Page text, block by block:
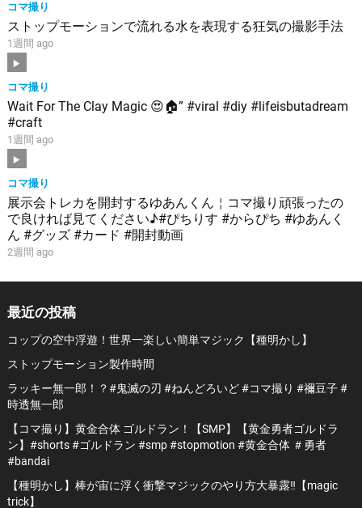
コマ撮り
ストップモーションで流れる水を表現する狂気の撮影手法
1週間 ago
コマ撮り
Wait For The Clay Magic 😍🏠” #viral #diy #lifeisbutadream
#craft
1週間 ago
コマ撮り
展示会トレカを開封するゆあんくん￤コマ撮り頑張ったの
で良ければ見てください♪#ぴちりす #からぴち #ゆあんく
ん #グッズ #カード #開封動画
2週間 ago
最近の投稿
コップの空中浮遊！世界一楽しい簡単マジック【種明かし】
ストップモーション製作時間
ラッキー無一郎！？#鬼滅の刃 #ねんどろいど #コマ撮り #禰豆子 #
時透無一郎
【コマ撮り】黄金合体 ゴルドラン！【SMP】【黄金勇者ゴルドラ
ン】#shorts #ゴルドラン #smp #stopmotion #黄金合体 ＃勇者
#bandai
【種明かし】棒が宙に浮く衝撃マジックのやり方大暴露‼️【magic
trick】